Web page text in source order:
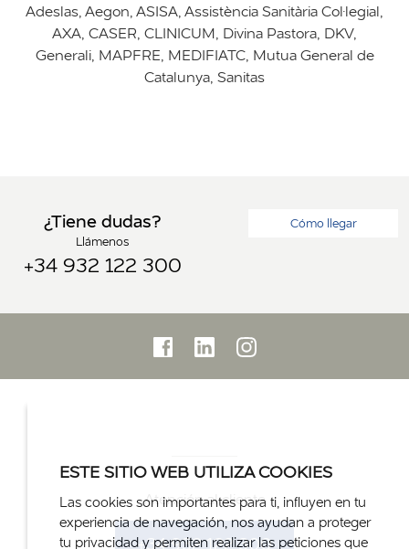
Adeslas, Aegon, ASISA, Assistència Sanitària Col·legial,
AXA, CASER, CLINICUM, Divina Pastora, DKV,
Generali, MAPFRE, MEDIFIATC, Mutua General de
Catalunya, Sanitas
¿Tiene dudas?
Llámenos
+34 932 122 300
Cómo llegar
Atención al cliente
+34 932 122 300
ESTE SITIO WEB UTILIZA COOKIES
Las cookies son importantes para ti, influyen en tu
experiencia de navegación, nos ayudan a proteger
tu privacidad y permiten realizar las peticiones que